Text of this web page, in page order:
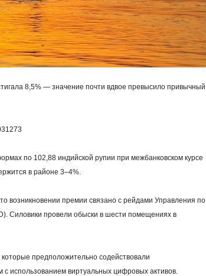
8,5% — значение почти вдвое превысило привычный
по 102,88 индийской рупии при межбанковском курсе
в районе 3–4%.
возникновении премии связано с рейдами Управления по
Силовики провели обыски в шести помещениях в
предположительно содействовали
использованием виртуальных цифровых активов.